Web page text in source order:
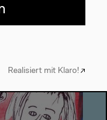
Realisiert mit Klaro!